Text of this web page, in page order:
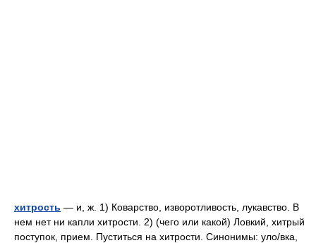
хитрость — и, ж. 1) Коварство, изворотливость, лукавство. В
нем нет ни капли хитрости. 2) (чего или какой) Ловкий, хитрый
поступок, прием. Пуститься на хитрости. Синонимы: уло/вка,